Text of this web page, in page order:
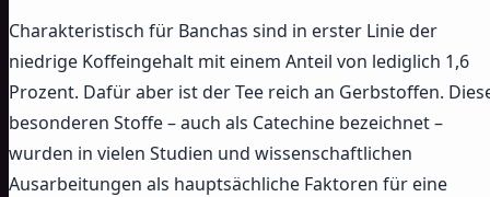
Charakteristisch für Banchas sind in erster Linie der
niedrige Koffeingehalt mit einem Anteil von lediglich 1,6
Prozent. Dafür aber ist der Tee reich an Gerbstoffen.
besonderen Stoffe – auch als Catechine bezeichnet –
wurden in vielen Studien und wissenschaftlichen
Ausarbeitungen als hauptsächliche Faktoren für eine